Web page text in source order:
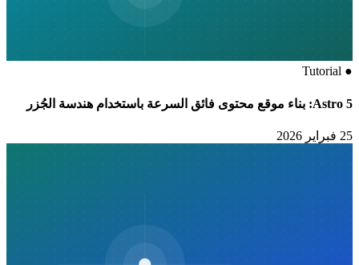
●
Tutorial
Astro 5: بناء موقع محتوى فائق السرعة باستخدام هندسة الجُزر
25 فبراير 2026